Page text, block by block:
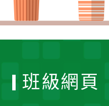
班級網頁